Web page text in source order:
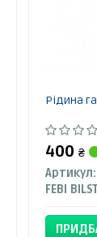
Рідина
400₴
Артикул:
FEBI